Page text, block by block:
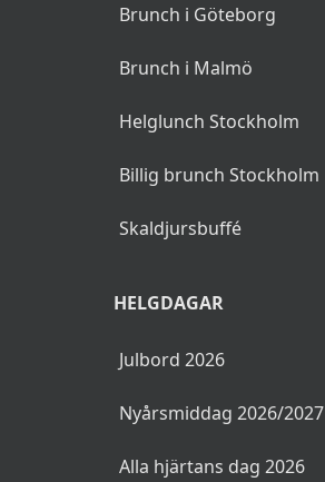
Brunch i Göteborg
Brunch i Malmö
Helglunch Stockholm
Billig brunch Stockholm
Skaldjursbuffé
HELGDAGAR
Julbord 2026
Nyårsmiddag 2026/2027
Alla hjärtans dag 2026